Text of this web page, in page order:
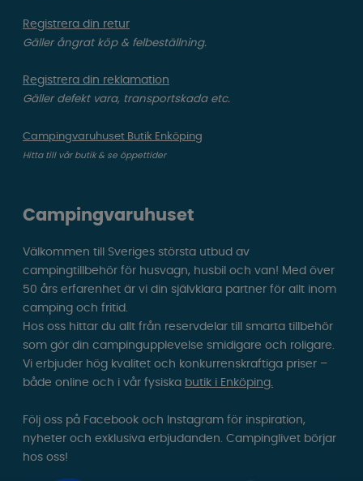
Registrera din retur
Gäller ångrat köp & felbeställning.
Registrera din reklamation
Gäller defekt vara, transportskada etc.
Campingvaruhuset Butik Enköping
Hitta till vår butik & se öppettider
Campingvaruhuset
Välkommen till Sveriges största utbud av
campingtillbehör för husvagn, husbil och van! Med över
50 års erfarenhet är vi din självklara partner för allt inom
camping och fritid.
Hos oss hittar du allt från reservdelar till smarta tillbehör
som gör din campingupplevelse smidigare och roligare.
Vi erbjuder hög kvalitet och konkurrenskraftiga priser –
både online och i vår fysiska butik i Enköping.
Följ oss på Facebook och Instagram för inspiration,
nyheter och exklusiva erbjudanden. Campinglivet börjar
hos oss!